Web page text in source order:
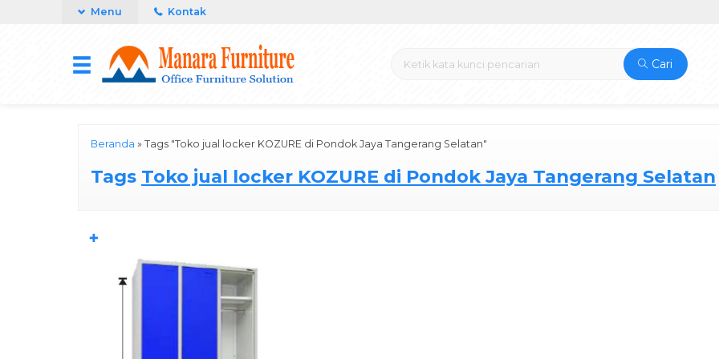
Menu Kontak
Cari
Beranda » Tags "Toko jual locker KOZURE di Pondok Jaya Tangerang Selatan"
Tags Toko jual locker KOZURE di Pondok Jaya Tangerang Selatan
✚